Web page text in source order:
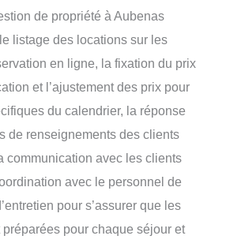
de propriété à Aubenas
listage des locations sur les
en ligne, la fixation du prix
et l’ajustement des prix pour
du calendrier, la réponse
de renseignements des clients
communication avec les clients
avec le personnel de
pour s’assurer que les
pour chaque séjour et